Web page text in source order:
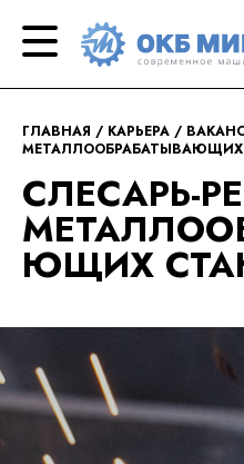
ГЛАВНАЯ КАРЬЕРА
МЕТАЛЛООБРАБАТЫВАЮЩИХ
СЛЕСАРЬ-
ЮЩИХ